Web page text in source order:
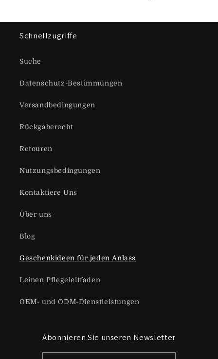
Schnellzugriffe
Suche
Datenschutz-Bestimmungen
Versandbedingungen
Rückgaberecht
Retouren
Nutzungsbedingungen
Kontaktiere Uns
Über uns
Blog
Geschenkideen für jeden Anlass
Leinen Pflegeleitfaden
OEM- und ODM-Dienstleistungen
Abonnieren Sie unseren Newsletter